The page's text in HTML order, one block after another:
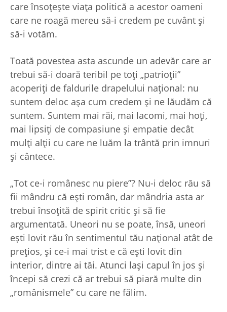
care însoţeşte viaţa politică a acestor oameni
care ne roagă mereu să-i credem pe cuvânt şi
să-i votăm.
Toată povestea asta ascunde un adevăr care ar
trebui să-i doară teribil pe toţi „patrioţii”
acoperiţi de faldurile drapelului naţional: nu
suntem deloc aşa cum credem şi ne lăudăm că
suntem. Suntem mai răi, mai lacomi, mai hoţi,
mai lipsiţi de compasiune şi empatie decât
mulţi alţii cu care ne luăm la trântă prin imnuri
şi cântece.
„Tot ce-i românesc nu piere”? Nu-i deloc rău să
fii mândru că eşti român, dar mândria asta ar
trebui însoţită de spirit critic şi să fie
argumentată. Uneori nu se poate, însă, uneori
eşti lovit rău în sentimentul tău naţional atât de
preţios, şi ce-i mai trist e că eşti lovit din
interior, dintre ai tăi. Atunci laşi capul în jos şi
începi să crezi că ar trebui să piară multe din
„românismele” cu care ne fălim.